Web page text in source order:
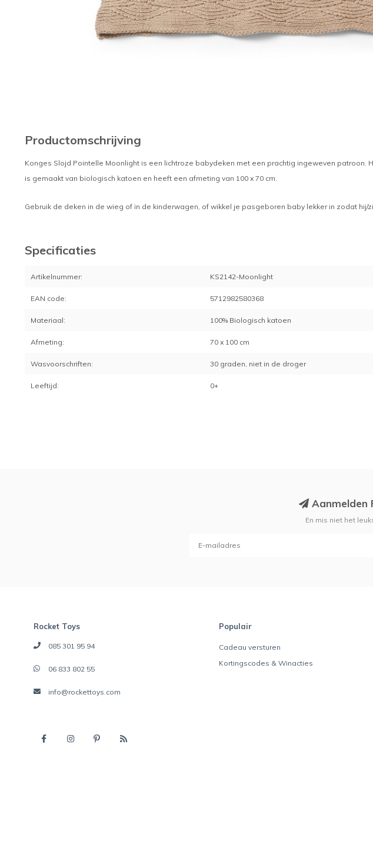
Productomschrijving
Konges Slojd Pointelle Moonlight is een lichtroze babydeken met een prachtig ingeweven patroon.
is gemaakt van biologisch katoen en heeft een afmeting van 100 x 70 cm.
Gebruik de deken in de wieg of in de kinderwagen, of wikkel je pasgeboren baby lekker in zodat hij/
Specificaties
Artikelnummer: KS2142-Moonlight
EAN code: 5712982580368
Materiaal: 100% Biologisch katoen
Afmeting: 70 x 100 cm
Wasvoorschriften: 30 graden, niet in de droger
Leeftijd: 0+
Aanmelden
En mis niet het
Rocket Toys
085 301 95 94
06 833 802 55
info@rockettoys.com
Populair
Cadeau versturen
Kortingscodes & Winacties